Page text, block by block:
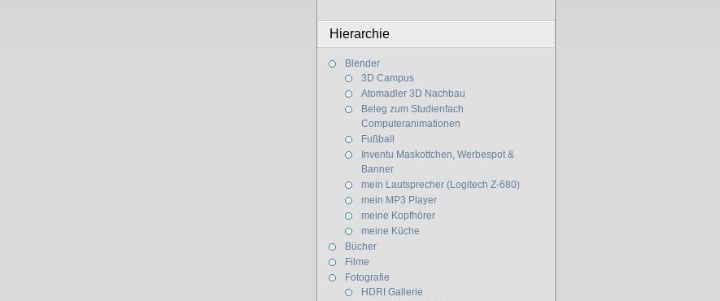
Hierarchie
Blender
3D Campus
Atomadler 3D Nachbau
Beleg zum Studienfach
Computeranimationen
Fußball
Inventu Maskottchen, Werbespot &
Banner
mein Lautsprecher (Logitech Z-680)
mein MP3 Player
meine Kopfhörer
meine Küche
Bücher
Filme
Fotografie
HDRI Gallerie